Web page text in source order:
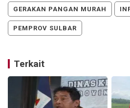
GERAKAN PANGAN MURAH
PEMPROV SULBAR
Terkait